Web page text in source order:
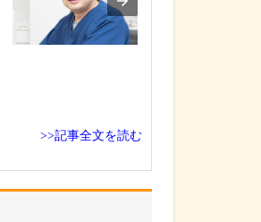
>>記事全文を読む